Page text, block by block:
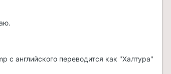
с английского переводится как "Халтура"